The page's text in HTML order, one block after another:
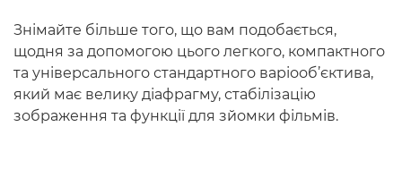
Знімайте більше того, що вам подобається,
щодня за допомогою цього легкого, компактного
та універсального стандартного варіооб’єктива,
який має велику діафрагму, стабілізацію
зображення та функції для зйомки фільмів.